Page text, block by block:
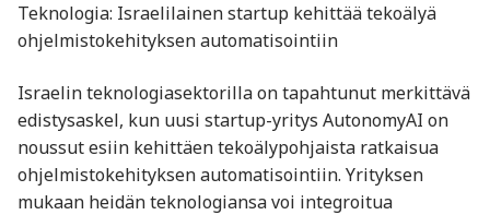
Teknologia: Israelilainen startup kehittää tekoälyä
ohjelmistokehityksen automatisointiin
Israelin teknologiasektorilla on tapahtunut merkittävä
edistysaskel, kun uusi startup-yritys AutonomyAI on
noussut esiin kehittäen tekoälypohjaista ratkaisua
ohjelmistokehityksen automatisointiin. Yrityksen
mukaan heidän teknologiansa voi integroitua